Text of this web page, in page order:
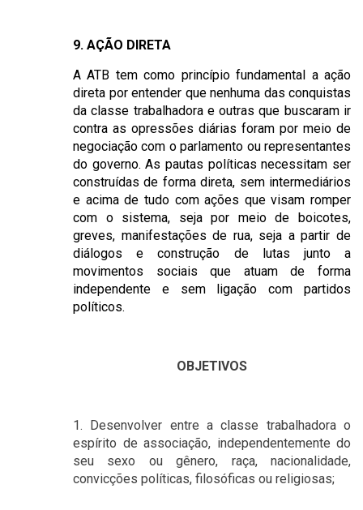
9. AÇÃO DIRETA
A ATB tem como princípio fundamental a ação
direta por entender que nenhuma das conquistas
da classe trabalhadora e outras que buscaram ir
contra as opressões diárias foram por meio de
negociação com o parlamento ou representantes
do governo. As pautas políticas necessitam ser
construídas de forma direta, sem intermediários
e acima de tudo com ações que visam romper
com o sistema, seja por meio de boicotes,
greves, manifestações de rua, seja a partir de
diálogos e construção de lutas junto a
movimentos sociais que atuam de forma
independente e sem ligação com partidos
políticos.
OBJETIVOS
1. Desenvolver entre a classe trabalhadora o
espírito de associação, independentemente do
seu sexo ou gênero, raça, nacionalidade,
convicções políticas, filosóficas ou religiosas;